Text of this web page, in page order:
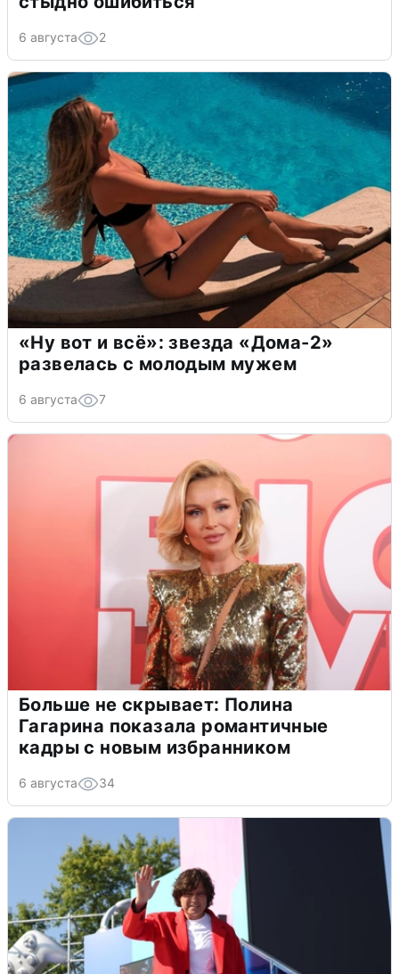
6 августа 2
«Ну вот и всё»: звезда «Дома-2»
развелась с молодым мужем
6 августа 7
Больше не скрывает: Полина
Гагарина показала романтичные
кадры с новым избранником
6 августа 34